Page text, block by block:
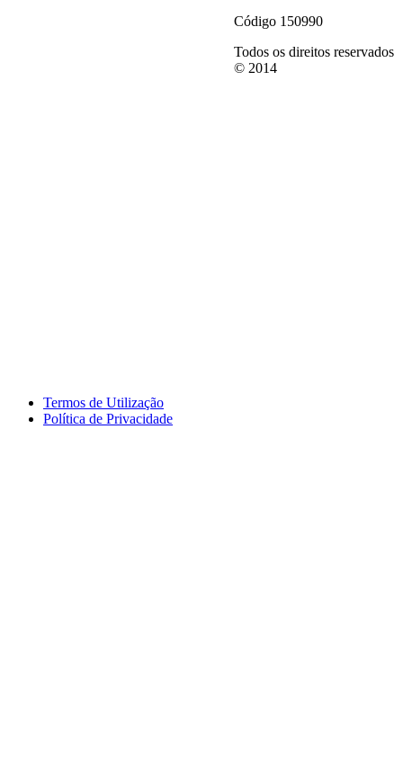
Código 150990
Todos os direitos reservados
© 2014
Termos de Utilização
Política de Privacidade